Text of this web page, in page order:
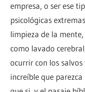
empresa, o ser ese
psicológicas
limpieza de la
como lavado
ocurrir con los
increíble que